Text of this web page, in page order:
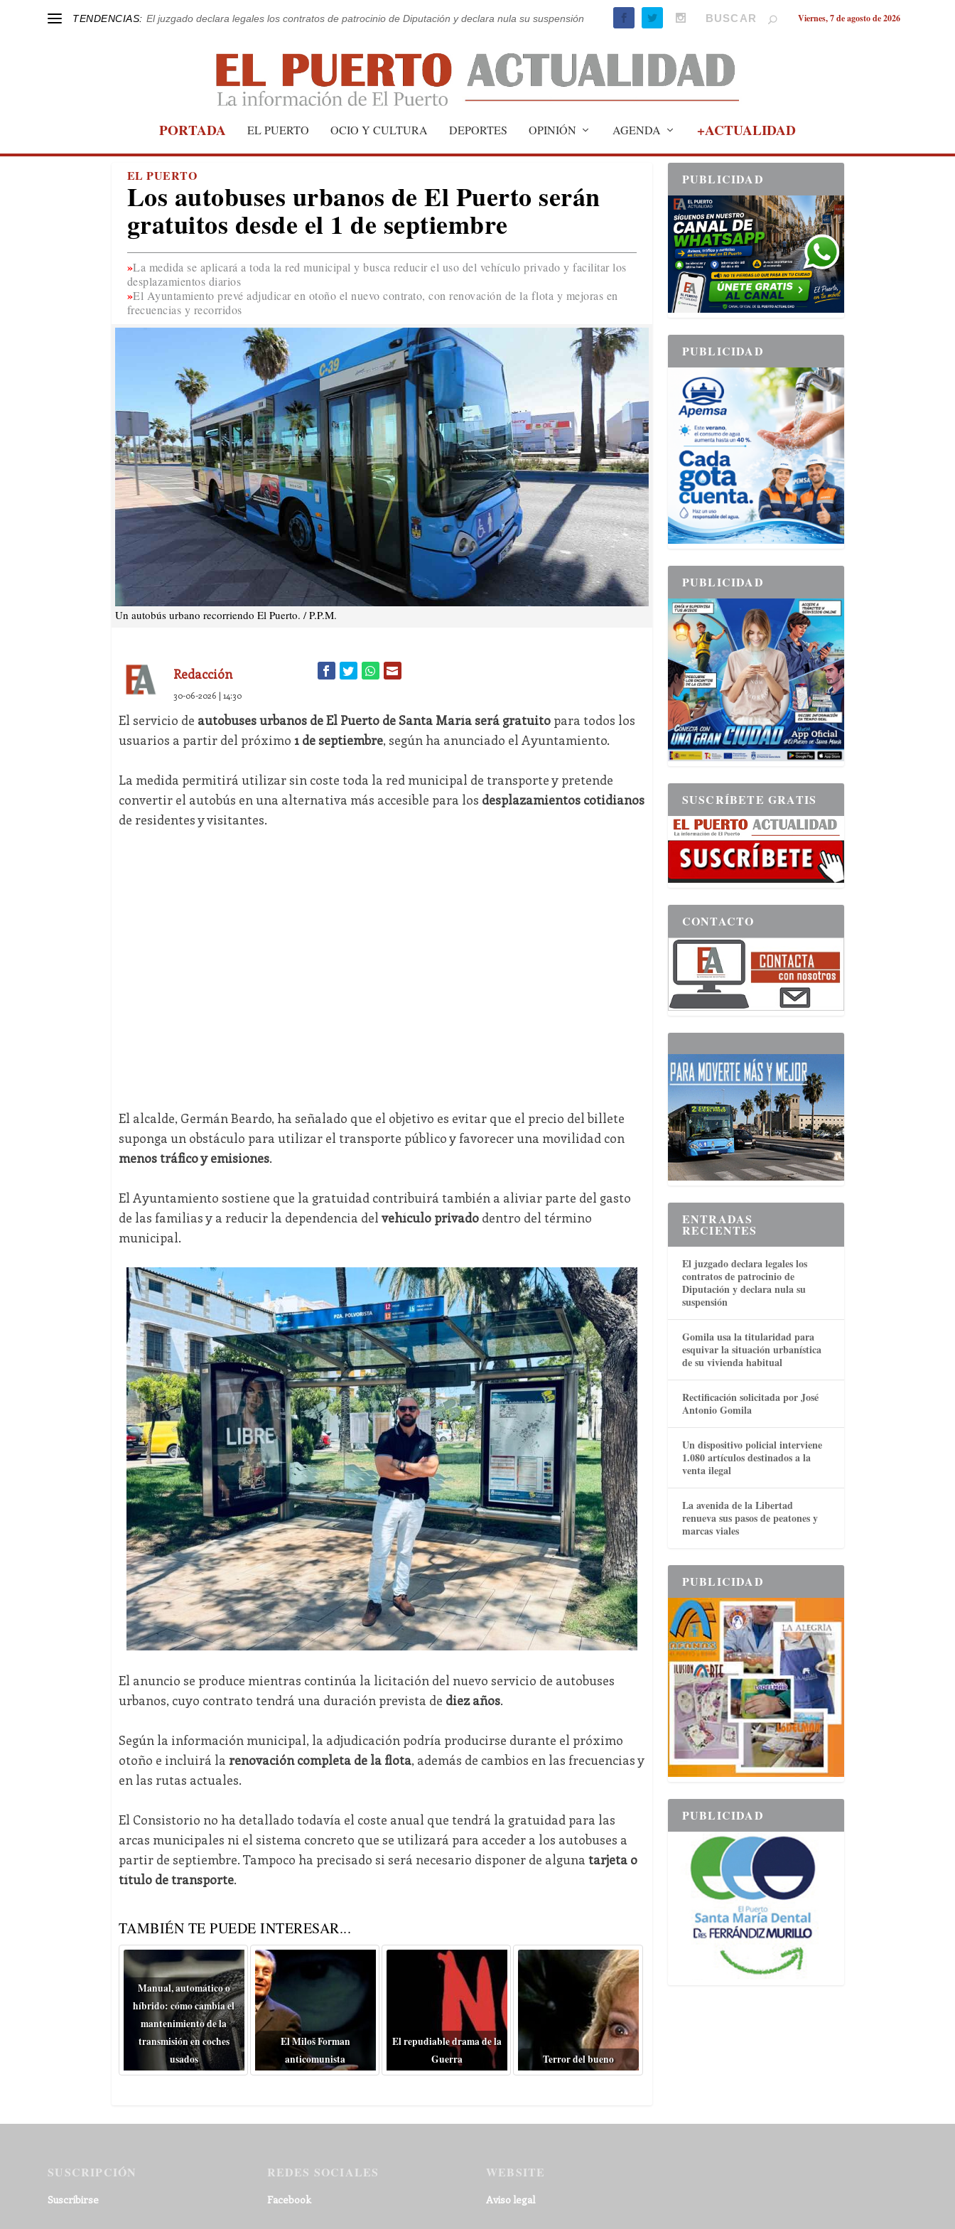
TENDENCIAS: El juzgado declara legales los contratos de patrocinio de Diputación y declara nula su suspensión Viernes, 7 de agosto de 2026
PORTADA EL PUERTO OCIO Y CULTURA DEPORTES OPINIÓN AGENDA +ACTUALIDAD
EL PUERTO
Los autobuses urbanos de El Puerto serán
gratuitos desde el 1 de septiembre
La medida se aplicará a toda la red municipal y busca reducir el uso del vehículo privado y facilitar los
desplazamientos diarios
El Ayuntamiento prevé adjudicar en otoño el nuevo contrato, con renovación de la flota y mejoras en
frecuencias y recorridos
Un autobús urbano recorriendo El Puerto. / P.P.M.
Redacción
30-06-2026 | 14:30
El servicio de autobuses urbanos de El Puerto de Santa María será gratuitopara todos los
usuarios a partir del próximo 1 de septiembre, según ha anunciado el Ayuntamiento.
La medida permitirá utilizar sin coste toda la red municipal de transporte y pretende
convertir el autobús en una alternativa más accesible para los desplazamientos cotidianos
de residentes y visitantes.
El alcalde, Germán Beardo, ha señalado que el objetivo es evitar que el precio del billete
suponga un obstáculo para utilizar el transporte público y favorecer una movilidad con
menos tráfico y emisiones.
El Ayuntamiento sostiene que la gratuidad contribuirá también a aliviar parte del gasto
de las familias y a reducir la dependencia del vehículo privadodentro del término
municipal.
El anuncio se produce mientras continúa la licitación del nuevo servicio de autobuses
urbanos, cuyo contrato tendrá una duración prevista de diez años.
Según la información municipal, la adjudicación podría producirse durante el próximo
otoño e incluirá la renovación completa de la flota, además de cambios en las frecuencias y
en las rutas actuales.
El Consistorio no ha detallado todavía el coste anual que tendrá la gratuidad para las
arcas municipales ni el sistema concreto que se utilizará para acceder a los autobuses a
partir de septiembre. Tampoco ha precisado si será necesario disponer de alguna tarjeta o
título de transporte.
TAMBIÉN TE PUEDE INTERESAR...
Manual, automático o
híbrido: cómo cambia el
mantenimiento de la
transmisión en coches
usados
El Miloš Forman
anticomunista
El repudiable drama de la
Guerra
Terror del bueno
PUBLICIDAD
PUBLICIDAD
PUBLICIDAD
SUSCRÍBETE GRATIS
CONTACTO
ENTRADAS
RECIENTES
El juzgado declara legales los
contratos de patrocinio de
Diputación y declara nula su
suspensión
Gomila usa la titularidad para
esquivar la situación urbanística
de su vivienda habitual
Rectificación solicitada por José
Antonio Gomila
Un dispositivo policial interviene
1.080 artículos destinados a la
venta ilegal
La avenida de la Libertad
renueva sus pasos de peatones y
marcas viales
PUBLICIDAD
PUBLICIDAD
SUSCRIPCIÓN
Suscribirse
REDES SOCIALES
Facebook
WEBSITE
Aviso legal